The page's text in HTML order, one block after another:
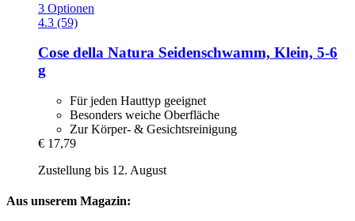
3 Optionen
4.3 (59)
Cose della Natura Seidenschwamm, Klein, 5-​6
g
Für jeden Hauttyp geeignet
Besonders weiche Oberfläche
Zur Körper- & Gesichtsreinigung
€ 17,79
Zustellung bis 12. August
Aus unserem Magazin: